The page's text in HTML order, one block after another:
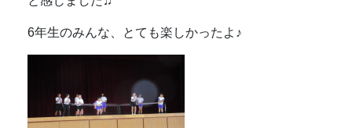
6年生のみんな、とても楽しかったよ♪